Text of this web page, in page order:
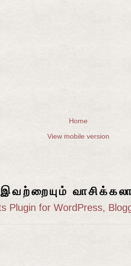
Home
View mobile version
இவற்றையும்